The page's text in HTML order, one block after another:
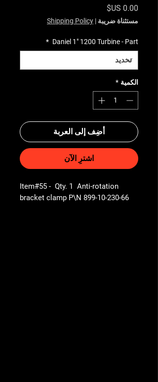
مستثناة ضريبة |
Shipping Policy
Daniel 1" 1200 Turbine - Part
*
الكمية *
أضِف إلى العربة
اشترِ الآن
Item#55 - Qty. 1 Anti-rotation
bracket clamp P\N 899-10-230-66